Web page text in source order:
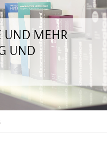
UND MEHR
UND